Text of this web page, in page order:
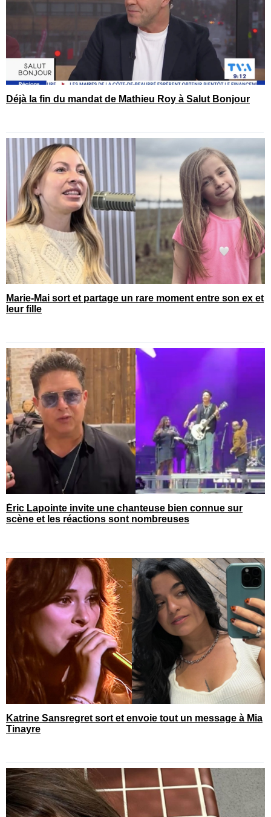
Déjà la fin du mandat de Mathieu Roy à Salut Bonjour
Marie-Mai sort et partage un rare moment entre son ex et
leur fille
Éric Lapointe invite une chanteuse bien connue sur
scène et les réactions sont nombreuses
Katrine Sansregret sort et envoie tout un message à Mia
Tinayre